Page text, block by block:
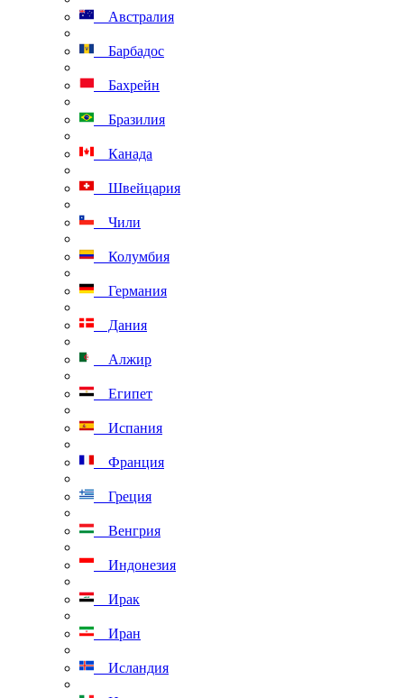
Австралия
Барбадос
Бахрейн
Бразилия
Канада
Швейцария
Чили
Колумбия
Германия
Дания
Алжир
Египет
Испания
Франция
Греция
Венгрия
Индонезия
Ирак
Иран
Исландия